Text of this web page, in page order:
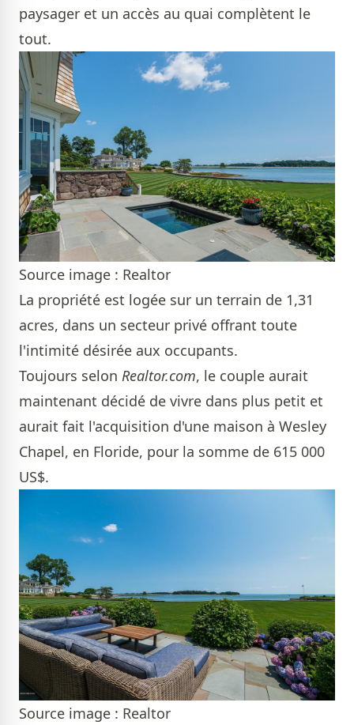
paysager et un accès au quai complètent le
tout.
Source image : Realtor
La propriété est logée sur un terrain de 1,31
acres, dans un secteur privé offrant toute
l'intimité désirée aux occupants.
Toujours selon Realtor.com, le couple aurait
maintenant décidé de vivre dans plus petit et
aurait fait l'acquisition d'une maison à Wesley
Chapel, en Floride, pour la somme de 615 000
US$.
Source image : Realtor